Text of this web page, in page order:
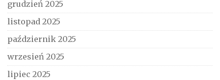
grudzień 2025
listopad 2025
październik 2025
wrzesień 2025
lipiec 2025